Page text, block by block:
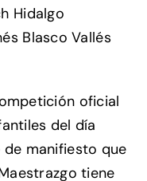
Hidalgo
Blasco Vallés
oficial
del día
manifiesto que
tiene